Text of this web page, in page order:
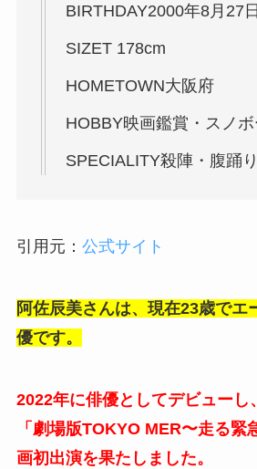
BIRTHDAY2000年8月27日
SIZET 178cm
HOMETOWN大阪府
HOBBY映画鑑賞・スノボ
SPECIALITY殺陣・腹踊り
引用元： 公式サイト
阿佐辰美さんは、現在23歳でエ
優です。
2022年に俳優としてデビューし
「劇場版TOKYO MER〜走る緊
画初出演を果たしました。